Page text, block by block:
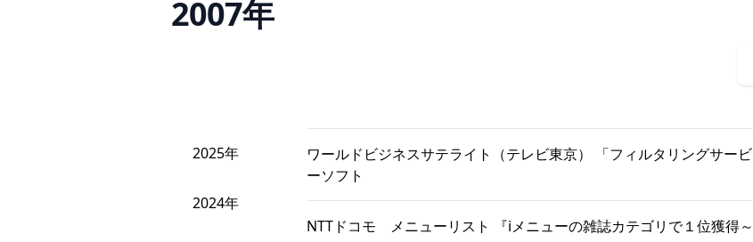
2007年
2025年
2024年
ワールドビジネスサテライト（テレビ東京） 「フィルタリングサー
ーソフト
NTTドコモ メニューリスト 『iメニューの雑誌カテゴリで１位獲得